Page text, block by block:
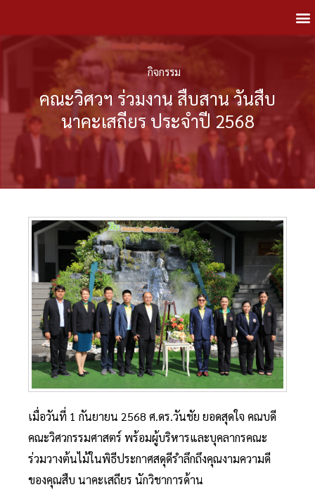
กิจกรรม
คณะวิศวฯ ร่วมงาน สืบสาน วันสืบ
นาคะเสถียร ประจำปี 2568
เมื่อวันที่ 1 กันยายน 2568 ศ.ดร.วันชัย ยอดสุดใจ คณบดี
คณะวิศวกรรมศาสตร์ พร้อมผู้บริหารและบุคลากรคณะ
ร่วมวางต้นไม้ในพิธีประกาศสดุดีรำลึกถึงคุณงามความดี
ของคุณสืบ นาคะเสถียร นักวิชาการด้าน